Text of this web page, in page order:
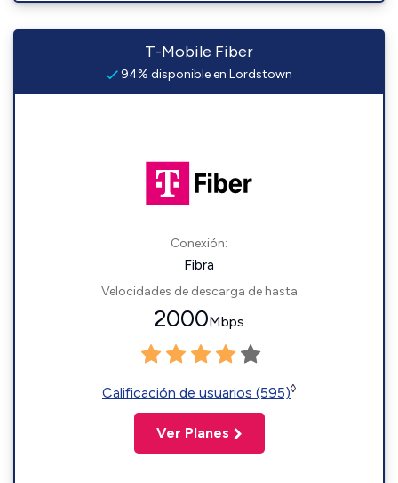
T-Mobile Fiber
94% disponible en Lordstown
Conexión:
Fibra
Velocidades de descarga de hasta
2000Mbps
Calificación de usuarios (595)◊
Ver Planes